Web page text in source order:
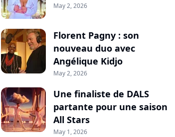
May 2, 2026
Florent Pagny : son
nouveau duo avec
Angélique Kidjo
May 2, 2026
Une finaliste de DALS
partante pour une saison
All Stars
May 1, 2026